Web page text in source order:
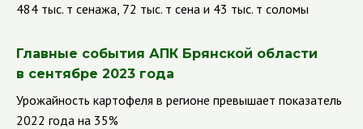
484 тыс. т сенажа, 72 тыс. т сена и 43 тыс. т соломы
Главные события АПК Брянской области
в сентябре 2023 года
Урожайность картофеля в регионе превышает показатель
2022 года на 35%